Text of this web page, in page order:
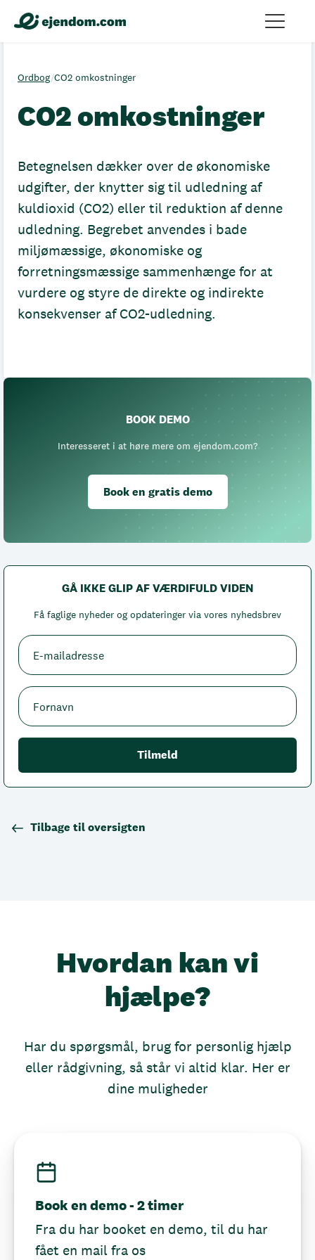
Ordbog/CO2 omkostninger
CO2 omkostninger
Betegnelsen dækker over de økonomiske
udgifter, der knytter sig til udledning af
kuldioxid (CO2) eller til reduktion af denne
udledning. Begrebet anvendes i bade
miljømæssige, økonomiske og
forretningsmæssige sammenhænge for at
vurdere og styre de direkte og indirekte
konsekvenser af CO2-udledning.
BOOK DEMO
Interesseret i at høre mere om ejendom.com?
Book en gratis demo
GÅ IKKE GLIP AF VÆRDIFULD VIDEN
Få faglige nyheder og opdateringer via vores nyhedsbrev
Tilbage til oversigten
Hvordan kan vi
hjælpe?
Har du spørgsmål, brug for personlig hjælp
eller rådgivning, så står vi altid klar. Her er
dine muligheder
Book en demo - 2 timer
Fra du har booket en demo, til du har
fået en mail fra os